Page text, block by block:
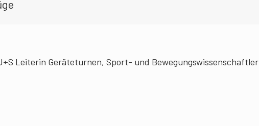
Leiterin Geräteturnen, Sport- und